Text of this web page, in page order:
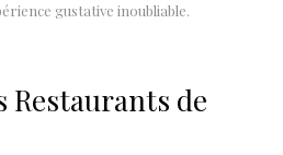
gustative inoubliable.
Restaurants de